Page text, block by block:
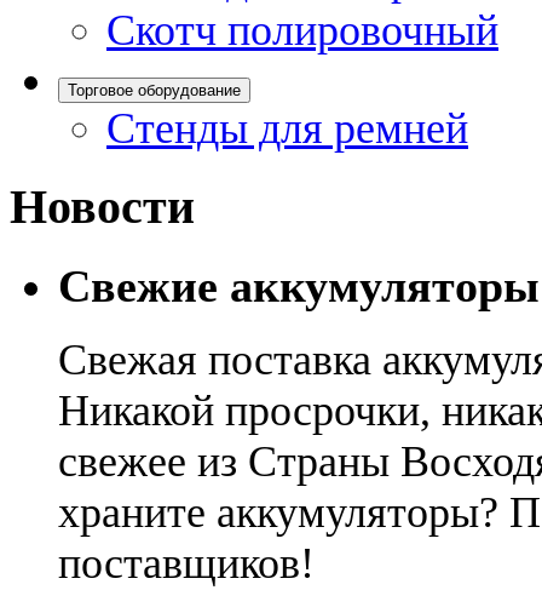
Скотч полировочный
Торговое оборудование
Стенды для ремней
Новости
Свежие
Свежая поставка
Никакой просрочки,
свежее из Страны
храните аккумуляторы?
поставщиков!